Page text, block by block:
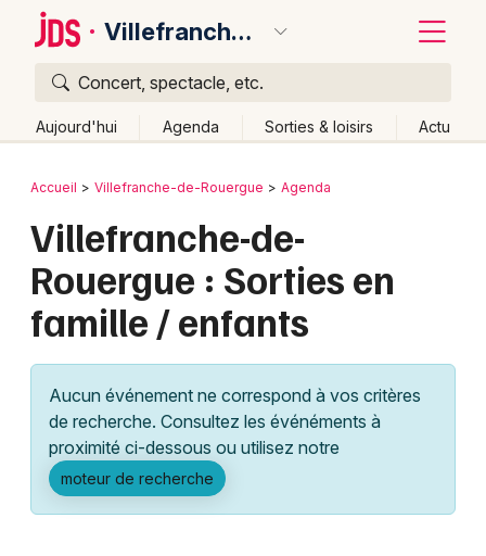
Villefranche-de-Rouergue
Concert, spectacle, etc.
Aujourd'hui Agenda Sorties & loisirs Actu
Publier un événement
Grands événements
Manifestations
Foires & salons
Bordeaux
Colmar
Lille
Lyon
Marseille
Mulhouse
Montpellier
Retour
Accueil Villefranche-de-Rouergue Agenda
Villefranche-de-
Rouergue : Sorties en
famille / enfants
Aucun événement ne correspond à vos critères
de recherche. Consultez les événéments à
proximité ci-dessous ou utilisez notre
moteur de recherche
Quoi ?
Où ?
Midi-Pyrénées
Partout Près de moi
Quand ?
Effacer les dates
Aujourd'hui
Demain Ce week-end